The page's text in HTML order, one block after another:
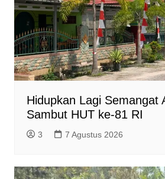
Hidupkan Lagi Semangat
Sambut HUT ke-81 RI
3 7 Agustus 2026